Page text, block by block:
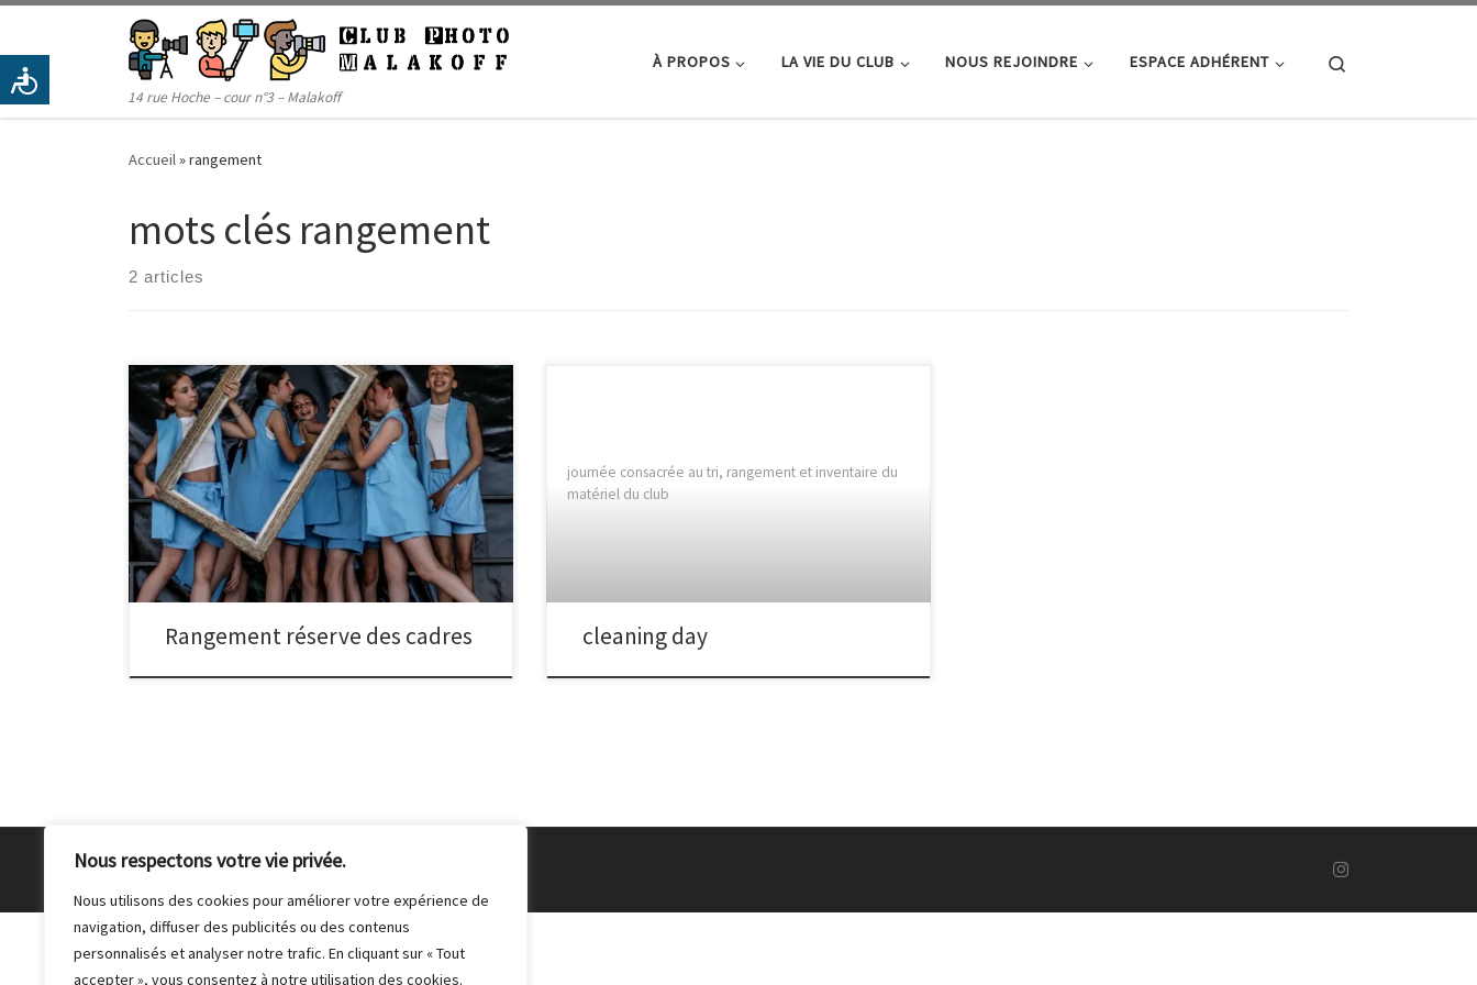
Nous respectons votre vie privée.
Nous utilisons des cookies pour améliorer votre expérience de
navigation, diffuser des publicités ou des contenus
personnalisés et analyser notre trafic. En cliquant sur « Tout
accepter », vous consentez à notre utilisation des cookies.
Passer au contenu
14 rue Hoche – cour n°3 – Malakoff
À PROPOS LA VIE DU CLUB NOUS REJOINDRE ESPACE ADHÉRENT
Accueil»rangement
mots clés rangement
2 articles
Appel aux volontaires pour ranger, trier et nettoyer les
cadres afin de ranger le réserve. On aura besoin de
cartons pour ranger les cadres.
Rangement réserve des cadres
journée consacrée au tri, rangement et inventaire du
matériel du club
cleaning day
© 2026Club Photo de Malakoff